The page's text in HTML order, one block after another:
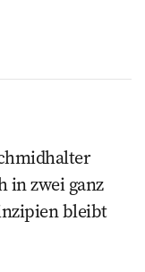
in zwei ganz
bleibt